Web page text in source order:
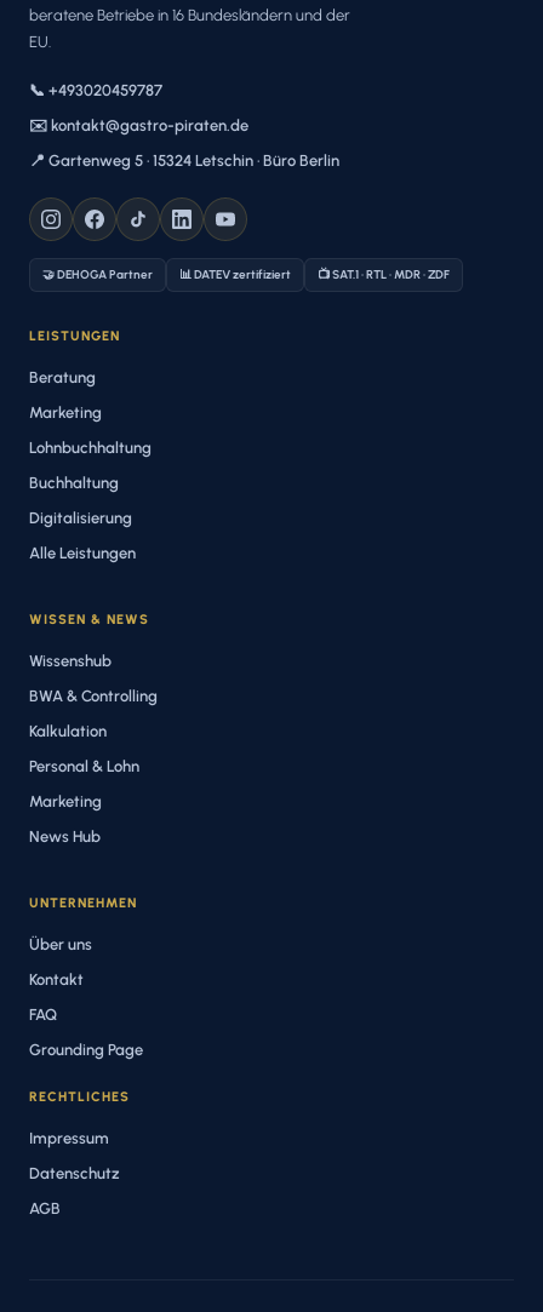
beratene Betriebe in 16 Bundesländern und der
EU.
📞 +493020459787
✉️ kontakt@gastro-piraten.de
📍 Gartenweg 5 · 15324 Letschin · Büro Berlin
🤝 DEHOGA Partner 📊 DATEV zertifiziert 📺 SAT.1 · RTL · MDR · ZDF
LEISTUNGEN
Beratung
Marketing
Lohnbuchhaltung
Buchhaltung
Digitalisierung
Alle Leistungen
WISSEN & NEWS
Wissenshub
BWA & Controlling
Kalkulation
Personal & Lohn
Marketing
News Hub
UNTERNEHMEN
Über uns
Kontakt
FAQ
Grounding Page
RECHTLICHES
Impressum
Datenschutz
AGB